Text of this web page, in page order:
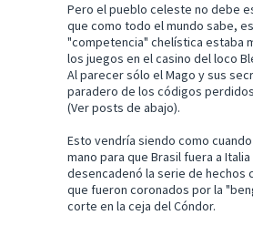
Pero el pueblo celeste no debe
que como todo el mundo sabe,
"competencia" chelística estaba
los juegos en el casino del loco
Al parecer sólo el Mago y sus
paradero de los códigos
(Ver posts de abajo).
Esto vendría siendo como cuando
mano para que Brasil fuera a
desencadenó la serie de hechos
que fueron coronados por la
corte en la ceja del Cóndor.